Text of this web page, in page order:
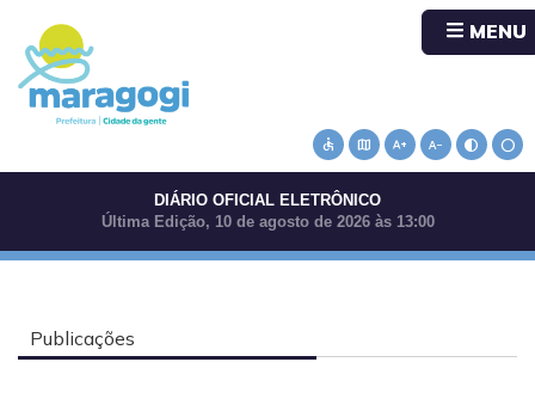
MENU
accessible map text_increase text_decrease contrast circle
DIÁRIO OFICIAL ELETRÔNICO
Última Edição, 10 de agosto de 2026 às 13:00
Publicações